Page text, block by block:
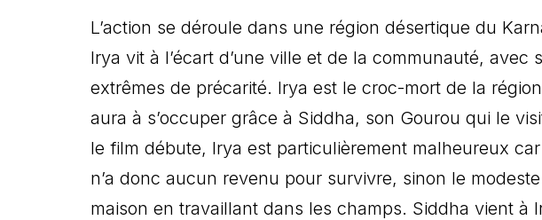
L’action se déroule dans une région désertique du
Irya vit à l’écart d’une ville et de la communauté,
extrêmes de précarité. Irya est le croc-mort de la
aura à s’occuper grâce à Siddha, son Gourou qui le
le film débute, Irya est particulièrement malheureux
n’a donc aucun revenu pour survivre, sinon le
maison en travaillant dans les champs. Siddha vient à